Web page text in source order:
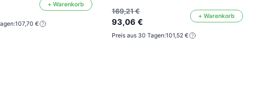
+ Warenkorb
107,70 €
169,21 €
93,06 €
+ Warenkorb
Preis aus 30 Tagen:101,52 €